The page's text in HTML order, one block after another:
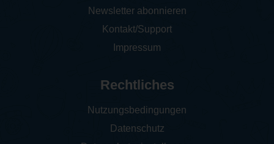
Newsletter abonnieren
Kontakt/Support
Impressum
Rechtliches
Nutzungsbedingungen
Datenschutz